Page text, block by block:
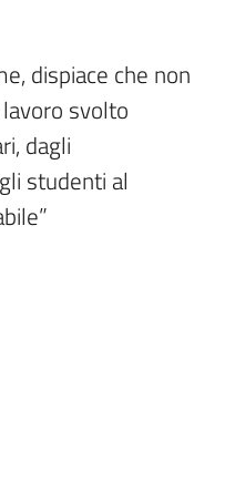
dispiace che non
svolto
dagli
studenti al